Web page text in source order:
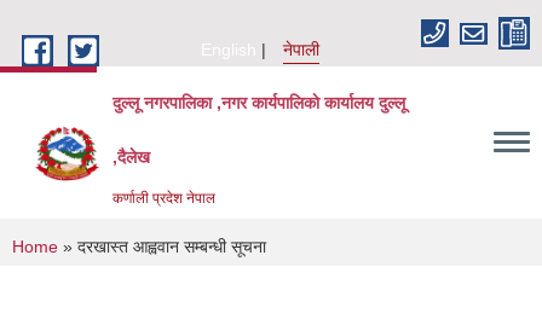
English
नेपाली
दुल्लू नगरपालिका ,नगर कार्यपालिकाे कार्यालय दुल्लू
,दैलेख
कर्णाली प्रदेश नेपाल
You are here
Home » दरखास्त आह्ववान सम्बन्धी सूचना